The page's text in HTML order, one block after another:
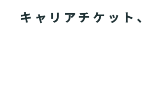
キャリアチケット